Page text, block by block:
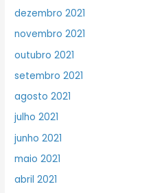
dezembro 2021
novembro 2021
outubro 2021
setembro 2021
agosto 2021
julho 2021
junho 2021
maio 2021
abril 2021